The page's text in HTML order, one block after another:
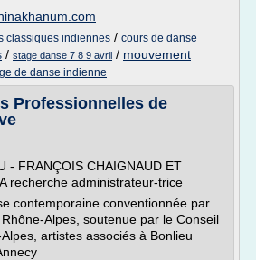
classiques indiennes / cours de danse
/ stage danse 7 8 9 avril / mouvement
de danse indienne
Professionnelles de
- FRANÇOIS CHAIGNAUD ET
recherche administrateur-trice
contemporaine conventionnée par
Alpes, soutenue par le Conseil
artistes associés à Bonlieu